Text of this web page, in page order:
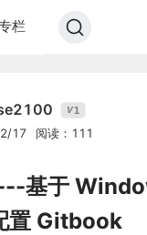
栏
V1
17 阅读：111
基于
置 Gitbook